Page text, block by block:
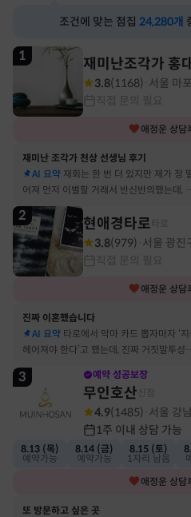
조건에 맞는 점집 24,280개
1 재미난조각가 홍
3.8(1168) 서울 마
애정운 상담
재미난 조각가 천상 선생님 후기
AI 요약 재회는 한 번 더 있지만 제가 정
어져 먼저 이별할 거래서 반신반의했는데,
말 재회 후 제가 먼저 헤어지자고 했어요
2 현애경타로
3.8(979) 서울 광진
애정운 상담
진짜 이혼했습니다
AI 요약 타로에서 악마 카드 뽑자마자 ‘지
헤어져야 한다’고 했는데, 진짜 거짓말투성
결혼 생활 끝에 이혼 숙고 중이에요
3 예약 성공보장
무인호산
4.9(1485) 서울 강
1주 이내 상담 가능
8.13 (목)
예약가능
8.14 (금)
예약가능
8.15 (토)
1자리 남음
애정운 상담
또 방문하고 싶은 곳